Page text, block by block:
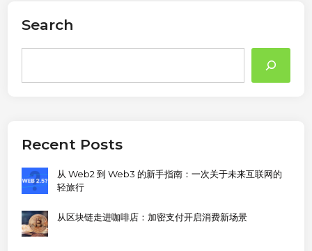
Search
Recent Posts
从 Web2 到 Web3 的新手指南：一次关于未来互联网的
轻旅行
从区块链走进咖啡店：加密支付开启消费新场景